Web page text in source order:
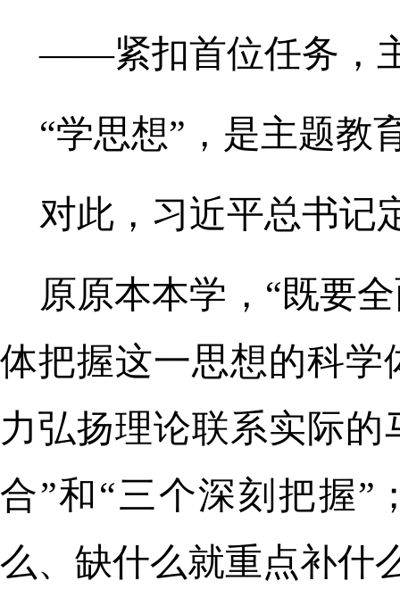
——紧扣首位任务，
“学思想”，是主题教
对此，习近平总书记
原原本本学，“既要
体把握这一思想的科学
力弘扬理论联系实际的
合”和“三个深刻把握”
么、缺什么就重点补